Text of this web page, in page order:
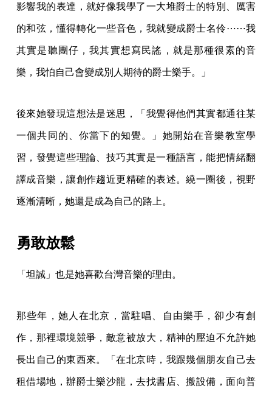
影響我的表達，就好像我學了一大堆爵士的特別、厲害
的和弦，懂得轉化一些音色，我就變成爵士名伶⋯⋯我
其實是聽團仔，我其實想寫民謠，就是那種很素的音
樂，我怕自己會變成別人期待的爵士樂手。」
後來她發現這想法是迷思，「我覺得他們其實都通往某
一個共同的、你當下的知覺。」她開始在音樂教室學
習，發覺這些理論、技巧其實是一種語言，能把情緒翻
譯成音樂，讓創作趨近更精確的表述。繞一圈後，視野
逐漸清晰，她還是成為自己的路上。
勇敢放鬆
「坦誠」也是她喜歡台灣音樂的理由。
那些年，她人在北京，當駐唱、自由樂手，卻少有創
作，那裡環境競爭，敵意被放大，精神的壓迫不允許她
長出自己的東西來。「在北京時，我跟幾個朋友自己去
租借場地，辦爵士樂沙龍，去找書店、搬設備，面向普